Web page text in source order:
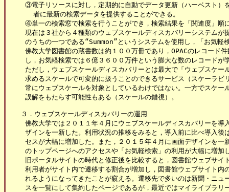
③電子リソースに対し，定期的に自動でデータ更新（ハーベスト）
   者に最新の検索データを提供することができる。
④単一の検索窓で検索を行うことができ，検索結果を「関連度」順
現在は３社から４種類のウェブスケールディスカバリーシステムが
のうちの一つである“Summon”というシステムを使用し，「お気軽
佛教大学図書館の蔵書数は約１００万冊であり，OPACのレコード
し，お気軽検索では６億３６００万件という膨大な数のレコードが
ただし，ウェブスケールディスカバリーとは最大で「ウェブスケー
求めるスケールで可変的に扱うことのできるサービス（スケーラビ
常にウェブスケールを対象としているわけではない。一方でスケー
誤解をもたらす可能性もある（スケールの錯視）。
３．ウェブスケールディスカバリーの運用
佛教大学では２０１１年４月にウェブスケールディスカバリーを導
ザインを一新した。利用状況の推移をみると，導入前に比べ導入後
セスが大幅に増加した。また，２０１５年４月に画面デザインを一
のトップページへのアクセスや「お気軽検索」の利用が大幅に増加
旧ポータルサイトの時代と修正後を比較すると，図書館ウェブサイ
利用者がサイト内で遷移する割合が増加し，図書館ウェブサイト内
れるようになってきたことが窺える。遷移先で多いのは新聞・ニュ
スを一覧にして集約したページであるが，最近ではマイライブラリ